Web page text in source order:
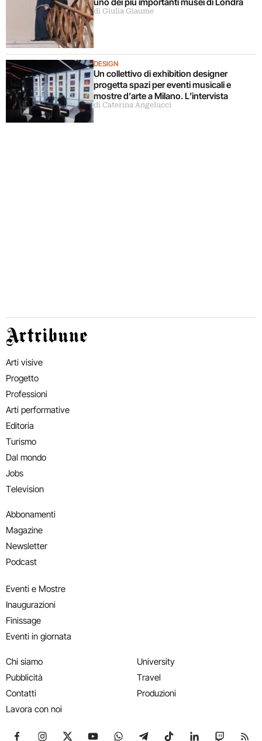
uno dei più importanti musei di Londra
di Giulia Giaume
DESIGN
Un collettivo di exhibition designer
progetta spazi per eventi musicali e
mostre d’arte a Milano. L’intervista
di Caterina Angelucci
Artribune
Arti visive
Progetto
Professioni
Arti performative
Editoria
Turismo
Dal mondo
Jobs
Television
Abbonamenti
Magazine
Newsletter
Podcast
Eventi e Mostre
Inaugurazioni
Finissage
Eventi in giornata
Chi siamo
Pubblicità
Contatti
Lavora con noi
University
Travel
Produzioni
Seguici su Facebook
Seguici su Instagram
Seguici su X
Seguici su YouTube
Seguici su WhatsApp
Seguici su Telegram
Seguici su TikTok
Seguici su
Seguici